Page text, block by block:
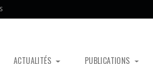
ACTUALITÉS PUBLICATIONS